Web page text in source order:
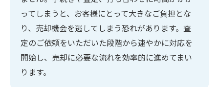
ってしまうと、お客様にとって大きなご負担とな
り、売却機会を逃してしまう恐れがあります。査
定のご依頼をいただいた段階から速やかに対応を
開始し、売却に必要な流れを効率的に進めてまい
ります。